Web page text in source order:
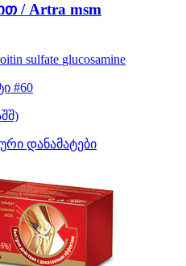
/ Artra msm
sulfate glucosamine
#60
დანამატები